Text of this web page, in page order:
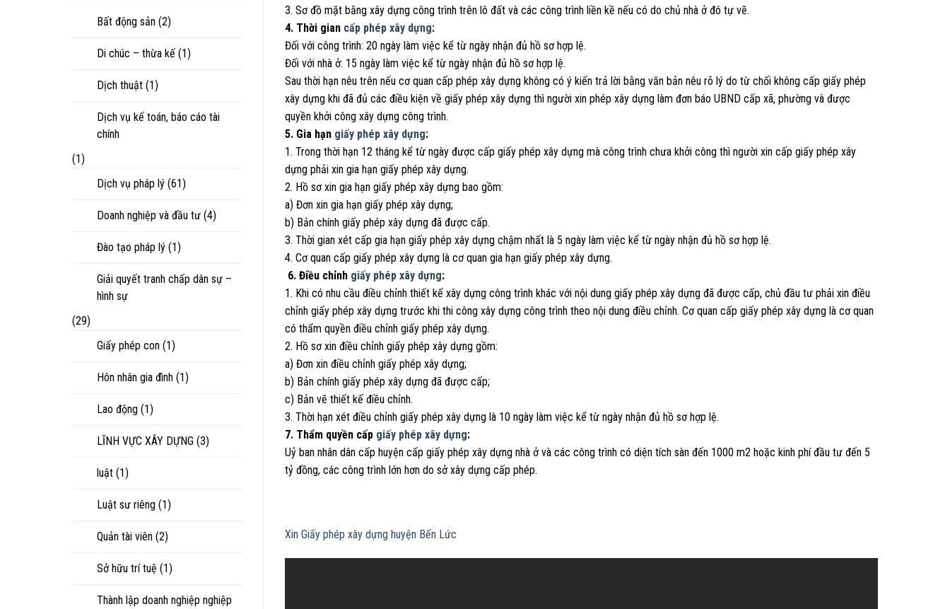
chấp
Bất động sản (2)
Di chúc – thừa kế (1)
Dịch thuật (1)
Dịch vụ kế toán, báo cáo tài
chính
(1)
Dịch vụ pháp lý (61)
Doanh nghiệp và đầu tư (4)
Đào tạo pháp lý (1)
Giải quyết tranh chấp dân sự –
hình sự
(29)
Giấy phép con (1)
Hôn nhân gia đình (1)
Lao động (1)
LĨNH VỰC XÂY DỰNG (3)
luật (1)
Luật sư riêng (1)
Quản tài viên (2)
Sở hữu trí tuệ (1)
Thành lập doanh nghiệp nghiệp
3. Sơ đồ mặt bằng xây dựng công trình trên lô đất và các công trình liền kề nếu có do chủ nhà ở đó tự vẽ.
4. Thời gian cấp phép xây dựng:
Đối với công trình: 20 ngày làm việc kể từ ngày nhận đủ hồ sơ hợp lệ.
Đối với nhà ở: 15 ngày làm việc kể từ ngày nhận đủ hồ sơ hợp lệ.
Sau thời hạn nêu trên nếu cơ quan cấp phép xây dựng không có ý kiến trả lời bằng văn bản nêu rõ lý do từ chối không cấp giấy phép
xây dựng khi đã đủ các điều kiện về giấy phép xây dựng thì người xin phép xây dựng làm đơn báo UBND cấp xã, phường và được
quyền khởi công xây dựng công trình.
5. Gia hạn giấy phép xây dựng:
1. Trong thời hạn 12 tháng kể từ ngày được cấp giấy phép xây dựng mà công trình chưa khởi công thì người xin cấp giấy phép xây
dựng phải xin gia hạn giấy phép xây dựng.
2. Hồ sơ xin gia hạn giấy phép xây dựng bao gồm:
a) Đơn xin gia hạn giấy phép xây dựng;
b) Bản chính giấy phép xây dựng đã được cấp.
3. Thời gian xét cấp gia hạn giấy phép xây dựng chậm nhất là 5 ngày làm việc kể từ ngày nhận đủ hồ sơ hợp lệ.
4. Cơ quan cấp giấy phép xây dựng là cơ quan gia hạn giấy phép xây dựng.
6. Điều chỉnh giấy phép xây dựng:
1. Khi có nhu cầu điều chỉnh thiết kế xây dựng công trình khác với nội dung giấy phép xây dựng đã được cấp, chủ đầu tư phải xin điều
chỉnh giấy phép xây dựng trước khi thi công xây dựng công trình theo nội dung điều chỉnh. Cơ quan cấp giấy phép xây dựng là cơ quan
có thẩm quyền điều chỉnh giấy phép xây dựng.
2. Hồ sơ xin điều chỉnh giấy phép xây dựng gồm:
a) Đơn xin điều chỉnh giấy phép xây dựng;
b) Bản chính giấy phép xây dựng đã được cấp;
c) Bản vẽ thiết kế điều chỉnh.
3. Thời hạn xét điều chỉnh giấy phép xây dựng là 10 ngày làm việc kể từ ngày nhận đủ hồ sơ hợp lệ.
7. Thẩm quyền cấp giấy phép xây dựng:
Uỷ ban nhân dân cấp huyện cấp giấy phép xây dựng nhà ở và các công trình có diện tích sàn đến 1000 m2 hoặc kinh phí đầu tư đến 5
tỷ đồng, các công trình lớn hơn do sở xây dựng cấp phép.
Xin Giấy phép xây dựng huyện Bến Lức